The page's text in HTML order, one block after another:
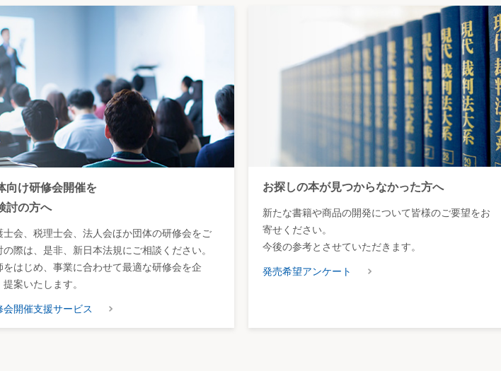
向け研修会開催を
討の方へ
士会、税理士会、法人会ほか団体の研修会をご
の際は、是非、新日本法規にご相談ください。
をはじめ、事業に合わせて最適な研修会を企
提案いたします。
会開催支援サービス
お探しの本が見つからなかった方へ
新たな書籍や商品の開発について皆様のご要望をお
寄せください。
今後の参考とさせていただきます。
発売希望アンケート